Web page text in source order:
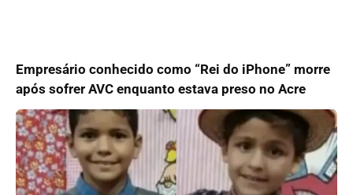
Empresário conhecido como “Rei do iPhone” morre
após sofrer AVC enquanto estava preso no Acre